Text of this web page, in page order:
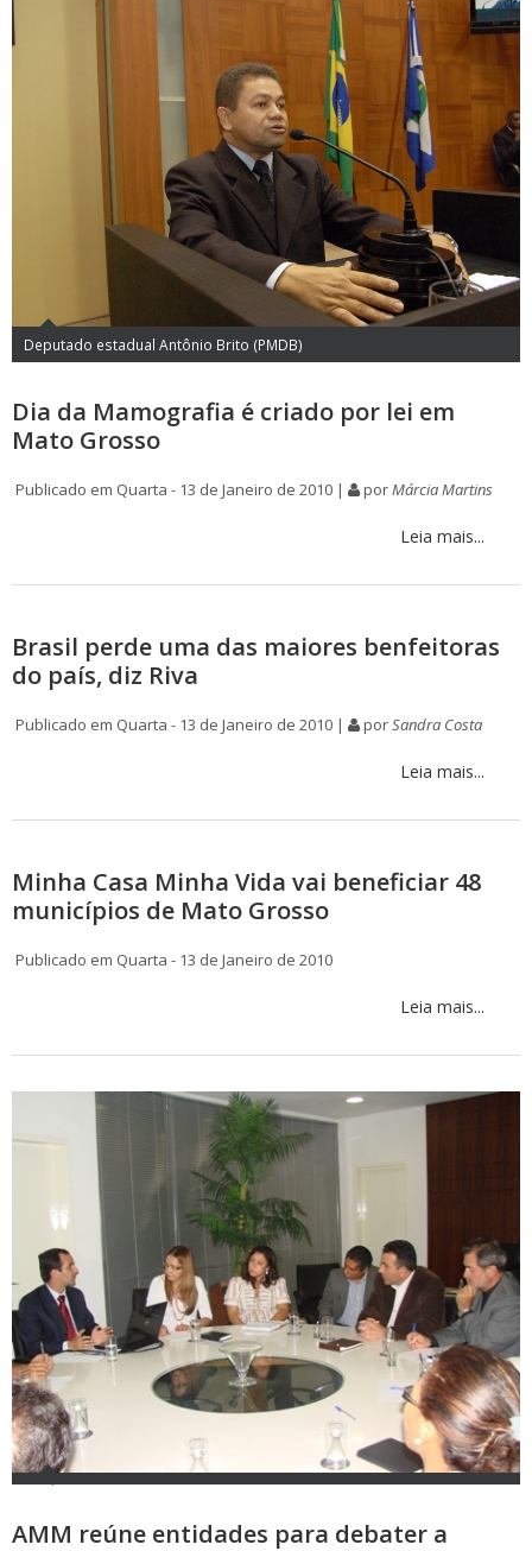
Deputado estadual Antônio Brito (PMDB)
Dia da Mamografia é criado por lei em
Mato Grosso
Publicado em Quarta - 13 de Janeiro de 2010 | porMárcia Martins
Leia mais...
Brasil perde uma das maiores benfeitoras
do país, diz Riva
Publicado em Quarta - 13 de Janeiro de 2010 | porSandra Costa
Leia mais...
Minha Casa Minha Vida vai beneficiar 48
municípios de Mato Grosso
Publicado em Quarta - 13 de Janeiro de 2010
Leia mais...
AMM reúne entidades para debater a